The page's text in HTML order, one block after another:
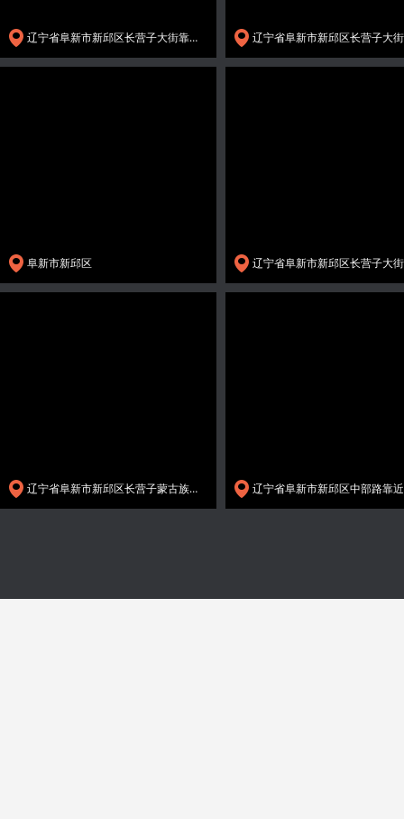
辽宁省阜新市新邱区长营子大街靠近阜新市工商行政管理局新邱分局
阜新市新邱区
辽宁省阜新市新邱区长营子蒙古族镇G25长深高速